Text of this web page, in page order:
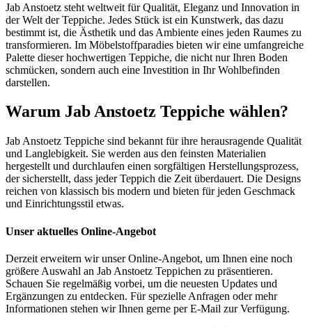
Jab Anstoetz steht weltweit für Qualität, Eleganz und Innovation in
der Welt der Teppiche. Jedes Stück ist ein Kunstwerk, das dazu
bestimmt ist, die Ästhetik und das Ambiente eines jeden Raumes zu
transformieren. Im Möbelstoffparadies bieten wir eine umfangreiche
Palette dieser hochwertigen Teppiche, die nicht nur Ihren Boden
schmücken, sondern auch eine Investition in Ihr Wohlbefinden
darstellen.
Warum Jab Anstoetz Teppiche wählen?
Jab Anstoetz Teppiche sind bekannt für ihre herausragende Qualität
und Langlebigkeit. Sie werden aus den feinsten Materialien
hergestellt und durchlaufen einen sorgfältigen Herstellungsprozess,
der sicherstellt, dass jeder Teppich die Zeit überdauert. Die Designs
reichen von klassisch bis modern und bieten für jeden Geschmack
und Einrichtungsstil etwas.
Unser aktuelles Online-Angebot
Derzeit erweitern wir unser Online-Angebot, um Ihnen eine noch
größere Auswahl an Jab Anstoetz Teppichen zu präsentieren.
Schauen Sie regelmäßig vorbei, um die neuesten Updates und
Ergänzungen zu entdecken. Für spezielle Anfragen oder mehr
Informationen stehen wir Ihnen gerne per E-Mail zur Verfügung.